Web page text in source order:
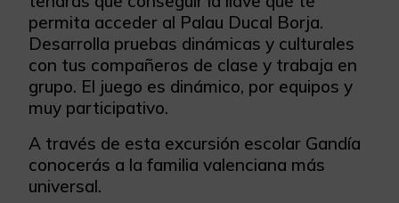
permita acceder al Palau Ducal Borja.
Desarrolla pruebas dinámicas y culturales
con tus compañeros de clase y trabaja en
grupo. El juego es dinámico, por equipos y
muy participativo.
A través de esta excursión escolar Gandía
conocerás a la familia valenciana más
universal.